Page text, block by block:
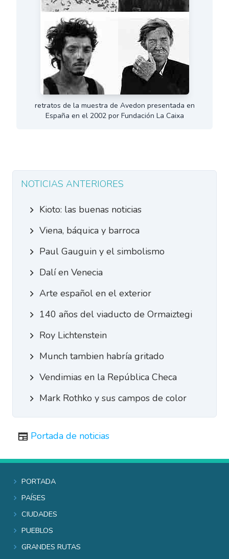
retratos de la muestra de Avedon presentada en
España en el 2002 por Fundación La Caixa
NOTICIAS ANTERIORES
Kioto: las buenas noticias
Viena, báquica y barroca
Paul Gauguin y el simbolismo
Dalí en Venecia
Arte español en el exterior
140 años del viaducto de Ormaiztegi
Roy Lichtenstein
Munch tambien habría gritado
Vendimias en la República Checa
Mark Rothko y sus campos de color
Portada de noticias
Portada
Países
Ciudades
Pueblos
Grandes rutas